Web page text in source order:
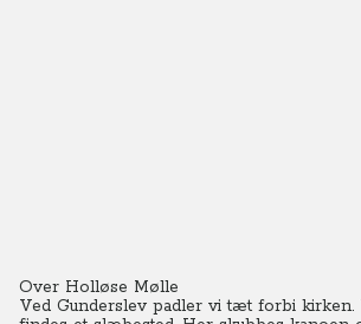
Over Holløse Mølle
Ved Gunderslev padler vi tæt forbi